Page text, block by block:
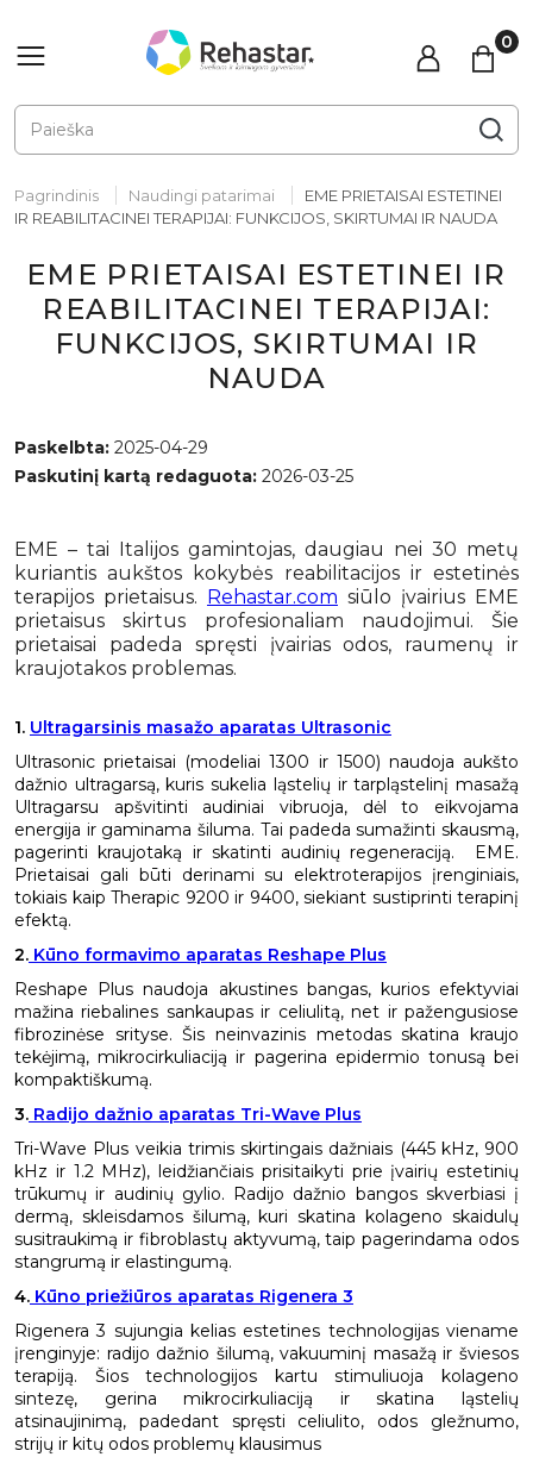
Pagrindinis Naudingi patarimai
EME PRIETAISAI ESTETINEI
IR REABILITACINEI TERAPIJAI: FUNKCIJOS, SKIRTUMAI IR NAUDA
EME PRIETAISAI ESTETINEI IR
REABILITACINEI TERAPIJAI:
FUNKCIJOS, SKIRTUMAI IR
NAUDA
Paskelbta: 2025-04-29
Paskutinį kartą redaguota: 2026-03-25
EME – tai Italijos gamintojas, daugiau nei 30 metų
kuriantis aukštos kokybės reabilitacijos ir estetinės
terapijos prietaisus.
Rehastar.com siūlo įvairius EME
prietaisus skirtus profesionaliam naudojimui. Šie
prietaisai padeda spręsti įvairias odos, raumenų ir
kraujotakos problemas.​
1. Ultragarsinis masažo aparatas Ultrasonic
Ultrasonic prietaisai (modeliai 1300 ir 1500) naudoja aukšto
dažnio ultragarsą, kuris sukelia ląstelių ir tarpląstelinį masažą
Ultragarsu apšvitinti audiniai vibruoja, dėl to eikvojama
energija ir gaminama šiluma. Tai padeda sumažinti skausmą,
pagerinti kraujotaką ir skatinti audinių regeneraciją. ​ EME.
Prietaisai gali būti derinami su elektroterapijos įrenginiais,
tokiais kaip Therapic 9200 ir 9400, siekiant sustiprinti terapinį
efektą.
2. Kūno formavimo aparatas Reshape Plus
Reshape Plus naudoja akustines bangas, kurios efektyviai
mažina riebalines sankaupas ir celiulitą, net ir pažengusiose
fibrozinėse srityse. Šis neinvazinis metodas skatina kraujo
tekėjimą, mikrocirkuliaciją ir pagerina epidermio tonusą bei
kompaktiškumą. ​
3. Radijo dažnio aparatas Tri-Wave Plus
Tri-Wave Plus veikia trimis skirtingais dažniais (445 kHz, 900
kHz ir 1.2 MHz), leidžiančiais prisitaikyti prie įvairių estetinių
trūkumų ir audinių gylio. Radijo dažnio bangos skverbiasi į
dermą, skleisdamos šilumą, kuri skatina kolageno skaidulų
susitraukimą ir fibroblastų aktyvumą, taip pagerindama odos
stangrumą ir elastingumą.
4. Kūno priežiūros aparatas Rigenera 3
Rigenera 3 sujungia kelias estetines technologijas viename
įrenginyje: radijo dažnio šilumą, vakuuminį masažą ir šviesos
terapiją. Šios technologijos kartu stimuliuoja kolageno
sintezę, gerina mikrocirkuliaciją ir skatina ląstelių
atsinaujinimą, padedant spręsti celiulito, odos gležnumo,
strijų ir kitų odos problemų klausimus